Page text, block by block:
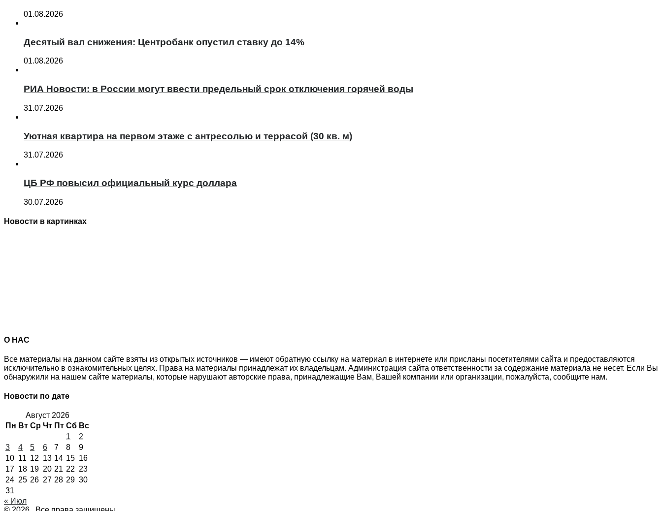
01.08.2026
Десятый вал снижения: Центробанк опустил ставку до 14%
01.08.2026
РИА Новости: в России могут ввести предельный срок отключения горячей воды
31.07.2026
Уютная квартира на первом этаже с антресолью и террасой (30 кв. м)
31.07.2026
ЦБ РФ повысил официальный курс доллара
30.07.2026
Новости в картинках
О НАС
Все материалы на данном сайте взяты из открытых источников — имеют обратную ссылку на материал в интернете или присланы посетителями сайта и предоставляются
исключительно в ознакомительных целях. Права на материалы принадлежат их владельцам. Администрация сайта ответственности за содержание материала не несет. Если Вы
обнаружили на нашем сайте материалы, которые нарушают авторские права, принадлежащие Вам, Вашей компании или организации, пожалуйста, сообщите нам.
Новости по дате
Август 2026
Пн Вт Ср Чт Пт Сб Вс
1
2
3
4 5 6 7 8
9
10 11 12 13 14 15 16
17 18 19 20 21 22 23
24 25 26 27 28 29 30
31
« Июл